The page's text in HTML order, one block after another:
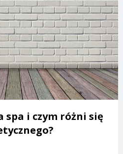
spa i czym różni się